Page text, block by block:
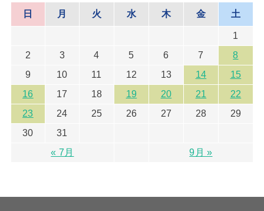
日 月 火 水 木 金 土
1
2
3 4 5 6 7
8
9
10 11 12 13 14
15
16
17 18 19 20 21
22
23
24 25 26 27 28
29
30
31
« 7月
9月 »